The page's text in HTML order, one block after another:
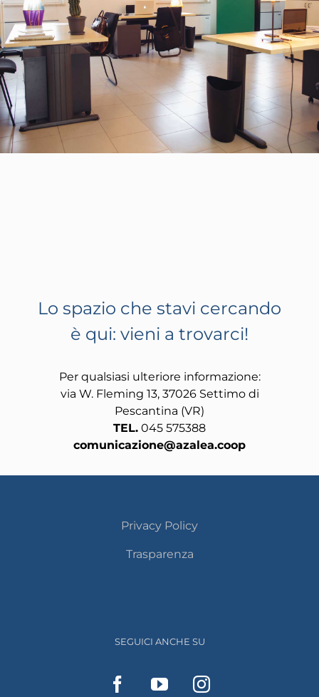
Lo spazio che stavi cercando
è qui: vieni a trovarci!
Per qualsiasi ulteriore informazione:
via W. Fleming 13, 37026 Settimo di
Pescantina (VR)
TEL. 045 575388
comunicazione@azalea.coop
Privacy Policy
Trasparenza
SEGUICI ANCHE SU